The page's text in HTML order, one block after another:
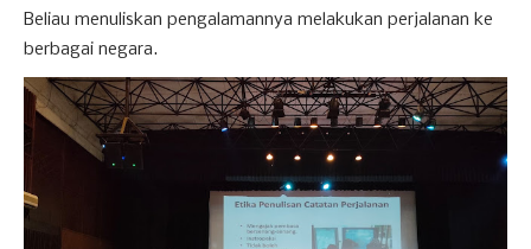
Beliau menuliskan pengalamannya melakukan perjalanan ke
berbagai negara.